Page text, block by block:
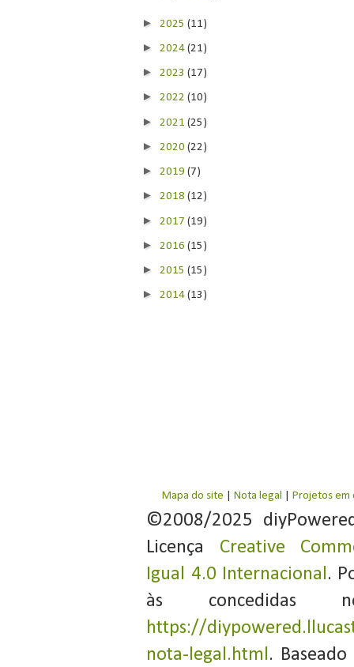
► 2025(11)
► 2024(21)
► 2023(17)
► 2022(10)
► 2021(25)
► 2020(22)
► 2019(7)
► 2018(12)
► 2017(19)
► 2016(15)
► 2015(15)
► 2014(13)
Mapa do site Nota legal Projetos em
©2008/2025
Licença Creative
Igual 4.0 Internacional .
às concedidas
https://
nota-legal.html .